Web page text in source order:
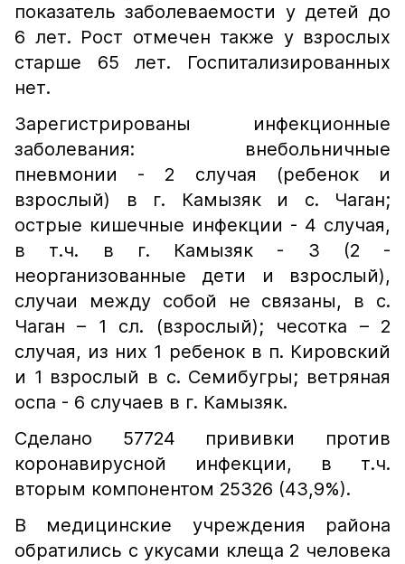
показатель заболеваемости у детей до
6 лет. Рост отмечен также у взрослых
старше 65 лет. Госпитализированных
нет.
Зарегистрированы инфекционные
заболевания: внебольничные
пневмонии - 2 случая (ребенок и
взрослый) в г. Камызяк и с. Чаган;
острые кишечные инфекции - 4 случая,
в т.ч. в г. Камызяк - 3 (2 -
неорганизованные дети и взрослый),
случаи между собой не связаны, в с.
Чаган – 1 сл. (взрослый); чесотка – 2
случая, из них 1 ребенок в п. Кировский
и 1 взрослый в с. Семибугры; ветряная
оспа - 6 случаев в г. Камызяк.
Сделано 57724 прививки против
коронавирусной инфекции, в т.ч.
вторым компонентом 25326 (43,9%).
В медицинские учреждения района
обратились с укусами клеща 2 человека